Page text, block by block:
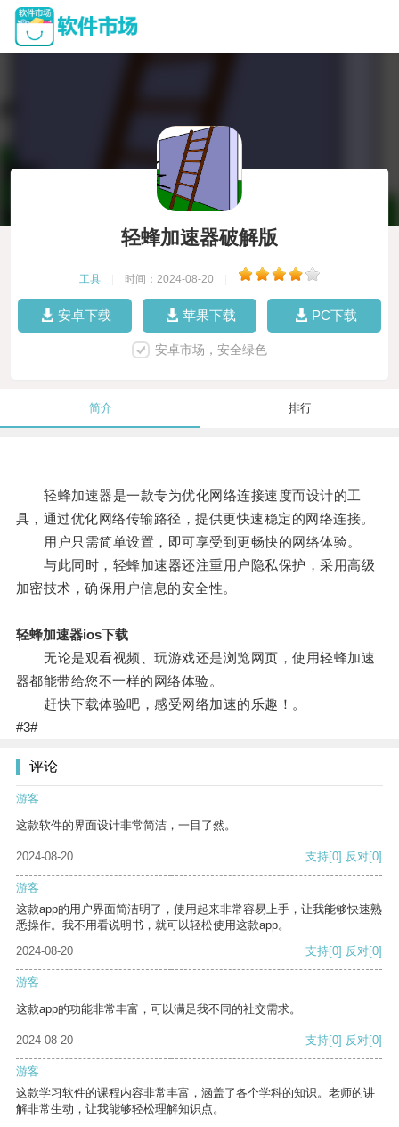
轻蜂加速器破解版
工具 时间：2024-08-20
安卓下载 苹果下载 PC下载
安卓市场，安全绿色
简介 排行
轻蜂加速器是一款专为优化网络连接速度而设计的工
具，通过优化网络传输路径，提供更快速稳定的网络连接。
用户只需简单设置，即可享受到更畅快的网络体验。
与此同时，轻蜂加速器还注重用户隐私保护，采用高级
加密技术，确保用户信息的安全性。
轻蜂加速器ios下载
无论是观看视频、玩游戏还是浏览网页，使用轻蜂加速
器都能带给您不一样的网络体验。
赶快下载体验吧，感受网络加速的乐趣！。
#3#
评论
游客
这款软件的界面设计非常简洁，一目了然。
2024-08-20 支持[0] 反对[0]
游客
这款app的用户界面简洁明了，使用起来非常容易上手，让我能够快速熟
悉操作。我不用看说明书，就可以轻松使用这款app。
2024-08-20
支持[0] 反对[0]
游客
这款app的功能非常丰富，可以满足我不同的社交需求。
2024-08-20 支持[0] 反对[0]
游客
这款学习软件的课程内容非常丰富，涵盖了各个学科的知识。老师的讲
解非常生动，让我能够轻松理解知识点。